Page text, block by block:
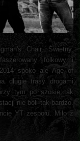
Chair. Świetny,
folkowymi
spoko ale Age of
długie trasy drogami
tym po szosie tak
nie boli tak bardzo.
YT zespołu. Miło z